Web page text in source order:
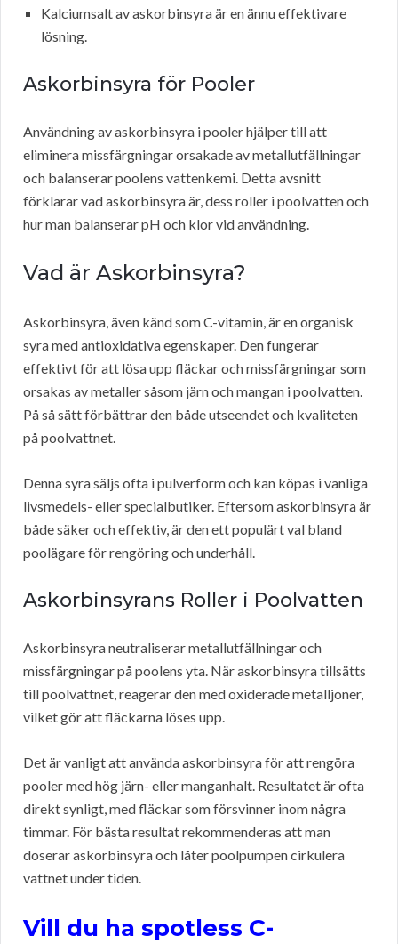
Kalciumsalt av askorbinsyra är en ännu effektivare
lösning.
Askorbinsyra för Pooler
Användning av askorbinsyra i pooler hjälper till att
eliminera missfärgningar orsakade av metallutfällningar
och balanserar poolens vattenkemi. Detta avsnitt
förklarar vad askorbinsyra är, dess roller i poolvatten och
hur man balanserar pH och klor vid användning.
Vad är Askorbinsyra?
Askorbinsyra, även känd som C-vitamin, är en organisk
syra med antioxidativa egenskaper. Den fungerar
effektivt för att lösa upp fläckar och missfärgningar som
orsakas av metaller såsom järn och mangan i poolvatten.
På så sätt förbättrar den både utseendet och kvaliteten
på poolvattnet.
Denna syra säljs ofta i pulverform och kan köpas i vanliga
livsmedels- eller specialbutiker. Eftersom askorbinsyra är
både säker och effektiv, är den ett populärt val bland
poolägare för rengöring och underhåll.
Askorbinsyrans Roller i Poolvatten
Askorbinsyra neutraliserar metallutfällningar och
missfärgningar på poolens yta. När askorbinsyra tillsätts
till poolvattnet, reagerar den med oxiderade metalljoner,
vilket gör att fläckarna löses upp.
Det är vanligt att använda askorbinsyra för att rengöra
pooler med hög järn- eller manganhalt. Resultatet är ofta
direkt synligt, med fläckar som försvinner inom några
timmar. För bästa resultat rekommenderas att man
doserar askorbinsyra och låter poolpumpen cirkulera
vattnet under tiden.
Vill du ha spotless C-